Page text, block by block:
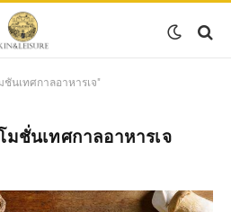
ชั่นเทศกาลอาหารเจ"
มชั่นเทศกาลอาหารเจ